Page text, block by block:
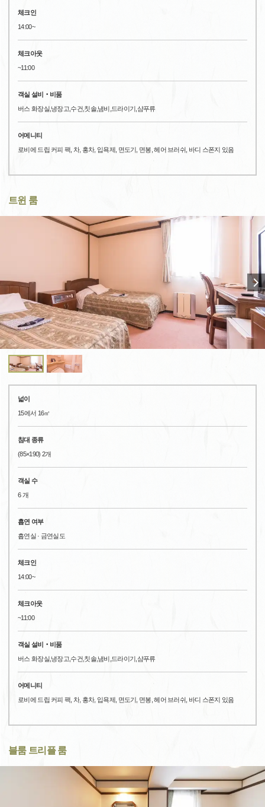
체크인
14:00~
체크아웃
~11:00
객실 설비‧비품
버스 화장실,냉장고,수건,칫솔,냄비,드라이기,샴푸류
어메니티
로비에 드립 커피 팩, 차, 홍차, 입욕제, 면도기, 면봉, 헤어 브러쉬, 바디 스폰지 있음
트윈 룸
넓이
15에서 16㎡
침대 종류
(85×190) 2개
객실 수
6 개
흡연 여부
흡연실 · 금연실도
체크인
14:00~
체크아웃
~11:00
객실 설비‧비품
버스 화장실,냉장고,수건,칫솔,냄비,드라이기,샴푸류
어메니티
로비에 드립 커피 팩, 차, 홍차, 입욕제, 면도기, 면봉, 헤어 브러쉬, 바디 스폰지 있음
블룸 트리플 룸